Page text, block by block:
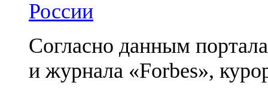
России
Согласно данным
и журнала «Forbes»,